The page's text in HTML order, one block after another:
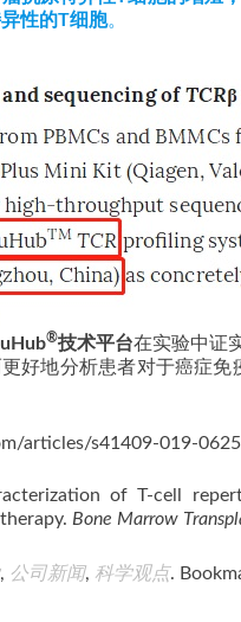
性的T细胞。
®技术平台在实验中证
好地分析患者对于癌症
articles/s41409-019-
of T-cell
Bone Marrow
, 公司新闻, 科学观点.